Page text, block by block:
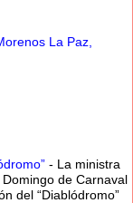
La Paz,
- La ministra
de Carnaval
del “Diablódromo”